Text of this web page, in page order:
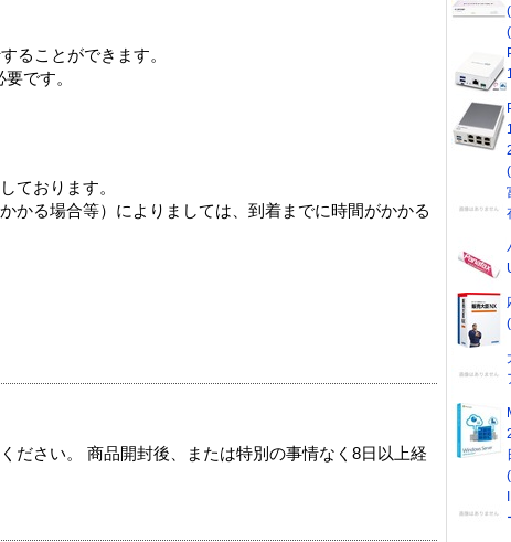
ることができます。
です。
ております。
かる場合等）によりましては、到着までに時間がかかる
ださい。 商品開封後、または特別の事情なく8日以上経